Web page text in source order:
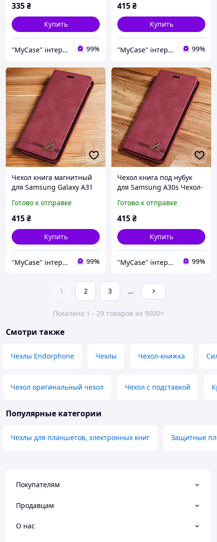
335₴
Купить
"MyCase" інтернет-магазин 99%
415₴
Купить
"MyCase" інтернет-магазин 99%
Чехол книга магнитный
для Samsung Galaxy А31
а31(SM-A315) Красный
Готово к отправке
415₴
Купить
"MyCase" інтернет-магазин 99%
Чехол книга под нубук
для Samsung А30s Чехол-
а30s(SM-A307) Красный
Готово к отправке
415₴
Купить
"MyCase" інтернет-магазин 99%
1 2 3 ...
Показано 1 - 29 товаров из 9000+
Смотри также
Чехлы Endorphone Чехлы Чехол-книжка
Чехол оригинальный чехол Чехол с подставкой
Популярные категории
Чехлы для планшетов, электронных книг Защитные
Покупателям
Продавцам
О нас